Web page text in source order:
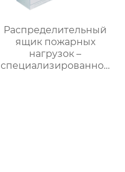
Распределительный
ящик пожарных
нагрузок –
специализированное